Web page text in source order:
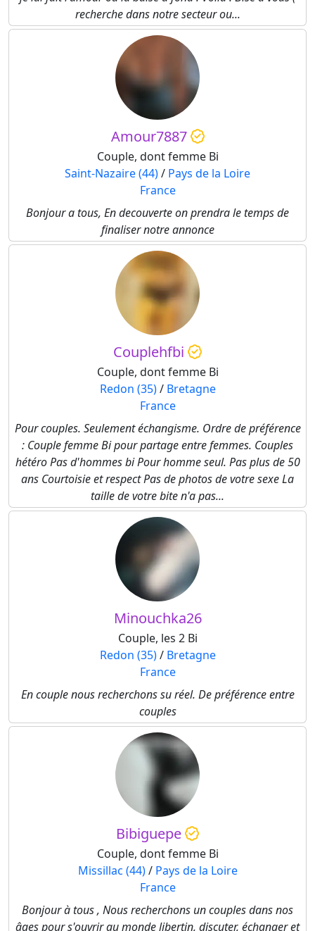
recherche dans notre secteur ou...
Amour7887
Couple, dont femme Bi
Saint-Nazaire (44)/ Pays de la Loire
France
Bonjour a tous, En decouverte on prendra le temps de
finaliser notre annonce
Couplehfbi
Couple, dont femme Bi
Redon (35)/ Bretagne
France
Pour couples. Seulement échangisme. Ordre de préférence
: Couple femme Bi pour partage entre femmes. Couples
hétéro Pas d'hommes bi Pour homme seul. Pas plus de 50
ans Courtoisie et respect Pas de photos de votre sexe La
taille de votre bite n'a pas...
Minouchka26
Couple, les 2 Bi
Redon (35)/ Bretagne
France
En couple nous recherchons su réel. De préférence entre
couples
Bibiguepe
Couple, dont femme Bi
Missillac (44)/ Pays de la Loire
France
Bonjour à tous , Nous recherchons un couples dans nos
âges pour s'ouvrir au monde libertin, discuter, échanger et